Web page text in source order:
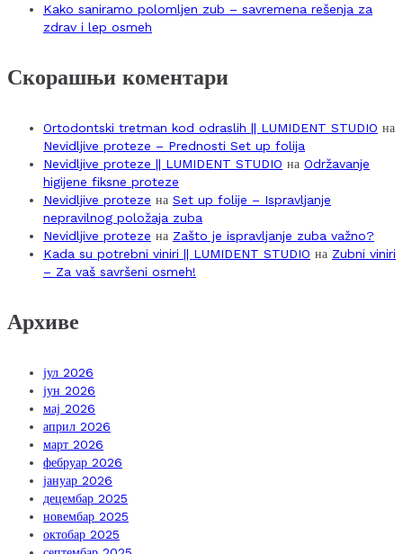
Kako saniramo polomljen zub – savremena rešenja za
zdrav i lep osmeh
Скорашњи коментари
Ortodontski tretman kod odraslih || LUMIDENT STUDIO на
Nevidljive proteze – Prednosti Set up folija
Nevidljive proteze || LUMIDENT STUDIO на Održavanje
higijene fiksne proteze
Nevidljive proteze на Set up folije – Ispravljanje
nepravilnog položaja zuba
Nevidljive proteze на Zašto je ispravljanje zuba važno?
Kada su potrebni viniri || LUMIDENT STUDIO на Zubni viniri
– Za vaš savršeni osmeh!
Архиве
јул 2026
јун 2026
мај 2026
април 2026
март 2026
фебруар 2026
јануар 2026
децембар 2025
новембар 2025
октобар 2025